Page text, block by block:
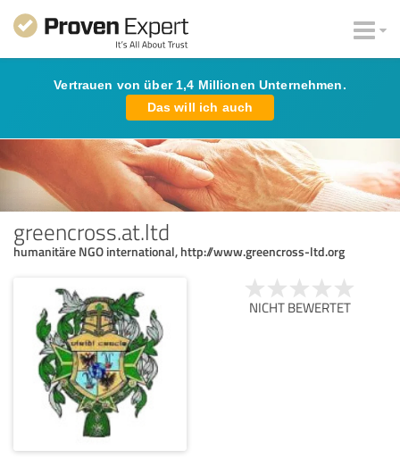
Vertrauen von über 1,4 Millionen Unternehmen.
Das will ich auch
greencross.at.ltd
humanitäre NGO international, http://www.greencross-ltd.org
NICHT BEWERTET